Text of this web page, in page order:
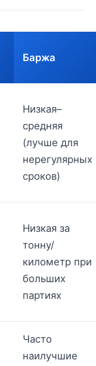
Баржа
Низкая–
средняя
(лучше для
нерегулярных
сроков)
Низкая за
тонну/
километр при
больших
партиях
Часто
наилучшие